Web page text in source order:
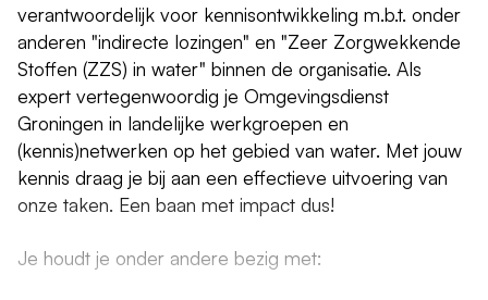
verantwoordelijk voor kennisontwikkeling m.b.t. onder
anderen "indirecte lozingen" en "Zeer Zorgwekkende
Stoffen (ZZS) in water" binnen de organisatie. Als
expert vertegenwoordig je Omgevingsdienst
Groningen in landelijke werkgroepen en
(kennis)netwerken op het gebied van water. Met jouw
kennis draag je bij aan een effectieve uitvoering van
onze taken. Een baan met impact dus!
Je houdt je onder andere bezig met: